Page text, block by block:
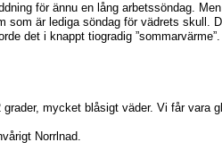
för ännu en lång arbetssöndag.
som är lediga söndag för vädrets skull.
det i knappt tiogradig
grader, mycket blåsigt väder. Vi får vara
Norrlnad.